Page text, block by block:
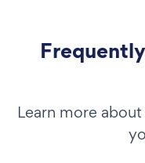
Learn more